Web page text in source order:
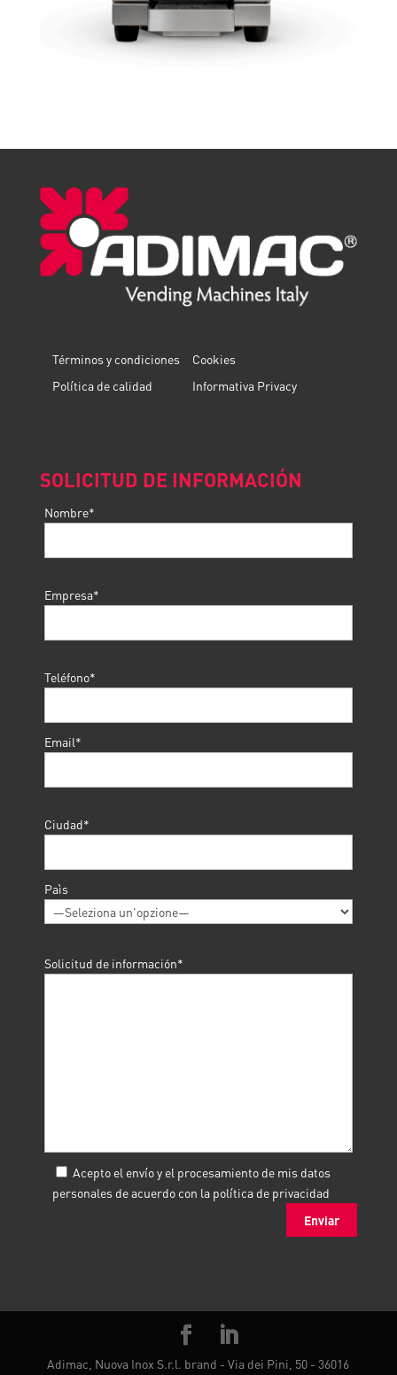
Términos y condiciones
Política de calidad
Cookies
Informativa Privacy
SOLICITUD DE INFORMACIÓN
Nombre*
Empresa*
Teléfono*
Email*
Ciudad*
Paìs
Solicitud de información*
Acepto el envío y el procesamiento de mis datos
personales de acuerdo con la política de privacidad
Adimac, Nuova Inox S.r.l. brand - Via dei Pini, 50 - 36016